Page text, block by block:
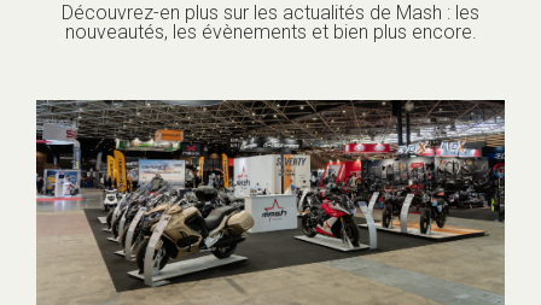
Découvrez-en plus sur les actualités de Mash : les
nouveautés, les évènements et bien plus encore.